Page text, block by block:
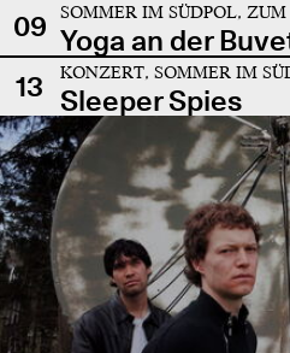
09
SOMMER IM SÜDPOL,
Yoga an der
13
KONZERT, SOMMER IM
Sleeper Spies